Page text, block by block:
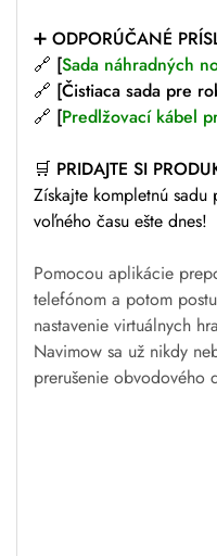
➕ ODPORÚČANÉ
🔗 [Sada náhradných
🔗 [Čistiaca sada pre
🔗 [Predlžovací kábel
🛒 PRIDAJTE SI
Získajte kompletnú
voľného času ešte dnes!
Pomocou aplikácie
telefónom a potom
nastavenie virtuálnych
Navimow sa už nikdy
prerušenie obvodového